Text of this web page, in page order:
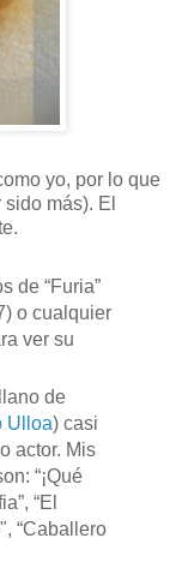
yo, por lo que
más). El
de “Furia”
o cualquier
ver su
de
Ulloa) casi
actor. Mis
“¡Qué
“El
“Caballero